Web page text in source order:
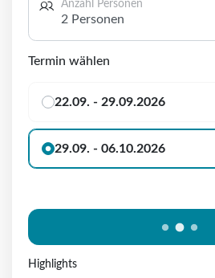
Anzahl Personen
2 Personen
Termin wählen
22.09. - 29.09.2026
29.09. - 06.10.2026
Highlights